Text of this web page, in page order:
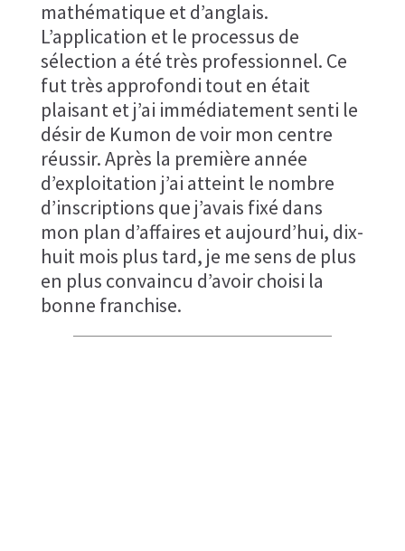
mathématique et d’anglais.
L’application et le processus de
sélection a été très professionnel. Ce
fut très approfondi tout en était
plaisant et j’ai immédiatement senti le
désir de Kumon de voir mon centre
réussir. Après la première année
d’exploitation j’ai atteint le nombre
d’inscriptions que j’avais fixé dans
mon plan d’affaires et aujourd’hui, dix-
huit mois plus tard, je me sens de plus
en plus convaincu d’avoir choisi la
bonne franchise.